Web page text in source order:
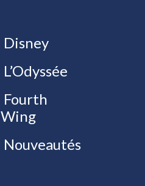
Disney
L’Odyssée
Fourth
Wing
Nouveautés